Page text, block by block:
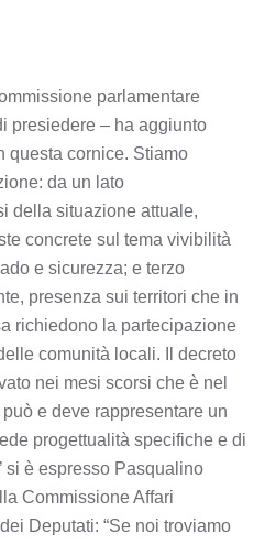
parlamentare
presiedere – ha aggiunto
questa cornice. Stiamo
da un lato
della situazione attuale,
concrete sul tema vivibilità
e sicurezza; e terzo
presenza sui territori che in
richiedono la partecipazione
comunità locali. Il decreto
nei mesi scorsi che è nel
e deve rappresentare un
progettualità specifiche e di
si è espresso Pasqualino
Commissione Affari
Deputati: “Se noi troviamo